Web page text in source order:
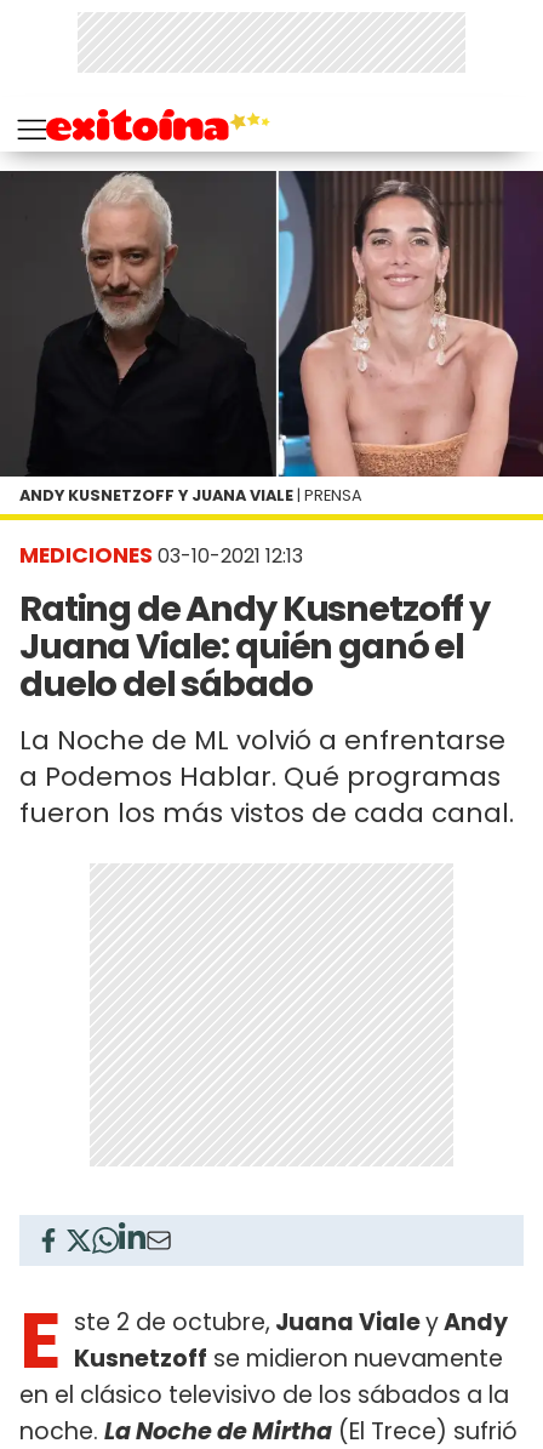
MEDICIONES 03-10-2021 12:13
Rating de Andy Kusnetzoff y
Juana Viale: quién ganó el
duelo del sábado
La Noche de ML volvió a enfrentarse
a Podemos Hablar. Qué programas
fueron los más vistos de cada canal.
ANDY KUSNETZOFF Y JUANA VIALE | PRENSA
E ste 2 de octubre, Juana VialeyAndy
Kusnetzoff se midieron nuevamente
en el clásico televisivo de los sábados a la
noche. La Noche de Mirtha (El Trece) sufrió